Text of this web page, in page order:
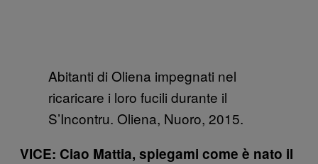
Abitanti di Oliena impegnati nel
ricaricare i loro fucili durante il
S’Incontru. Oliena, Nuoro, 2015.
VICE: Ciao Mattia, spiegami come è nato il